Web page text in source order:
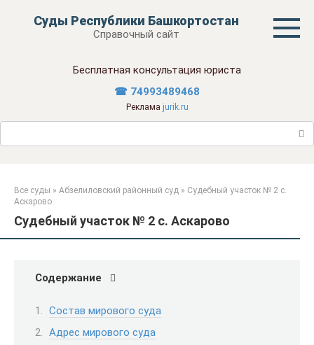
Суды Республики Башкортостан
Справочный сайт
Бесплатная консультация юриста
☎ 74993489468
Реклама jurik.ru
Поиск:
Все суды » Абзелиловский районный суд » Судебный участок № 2 с.
Аскарово
Судебный участок № 2 с. Аскарово
Содержание
Состав мирового суда
Адрес мирового суда